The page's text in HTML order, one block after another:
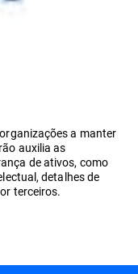
a manter
auxilia as
de ativos, como
detalhes de
terceiros.